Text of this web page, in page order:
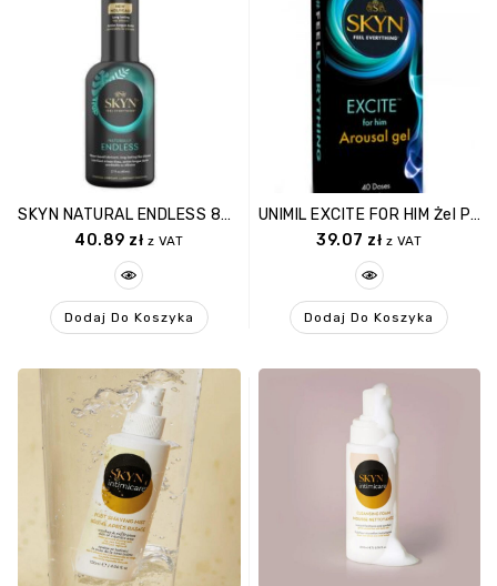
SKYN NATURAL ENDLESS 80ML
40.89 zł z VAT
Dodaj Do Koszyka
UNIMIL EXCITE FOR HIM Żel Potęgujący Orgazm U Mężczyzn 15ml
39.07 zł z VAT
Dodaj Do Koszyka